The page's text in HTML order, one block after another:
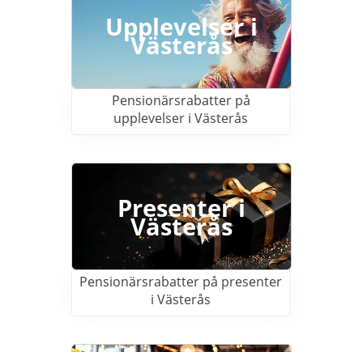
Upplevelser i
Västerås
Pensionärsrabatter på
upplevelser i Västerås
Presenter i
Västerås
Pensionärsrabatter på presenter
i Västerås